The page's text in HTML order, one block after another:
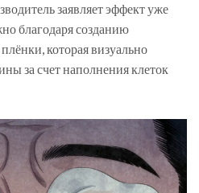
заявляет эффект уже
благодаря созданию
которая визуально
за счет наполнения клеток